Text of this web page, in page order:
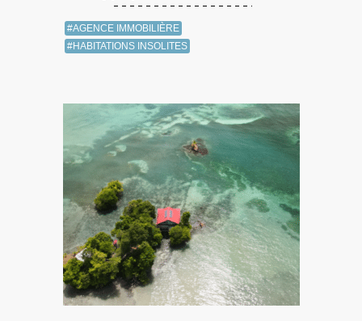
#AGENCE IMMOBILIÈRE
#HABITATIONS INSOLITES